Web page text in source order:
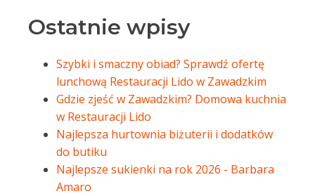
Ostatnie wpisy
Szybki i smaczny obiad? Sprawdź ofertę
lunchową Restauracji Lido w Zawadzkim
Gdzie zjeść w Zawadzkim? Domowa kuchnia
w Restauracji Lido
Najlepsza hurtownia biżuterii i dodatków
do butiku
Najlepsze sukienki na rok 2026 - Barbara
Amaro